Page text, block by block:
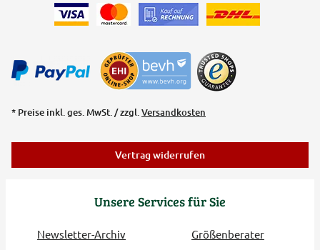
Unsere Services für Sie
Newsletter-Archiv
Größenberater
* Preise inkl. ges. MwSt. / zzgl. Versandkosten
Vertrag widerrufen